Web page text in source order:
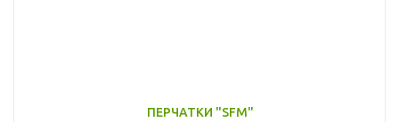
ПЕРЧАТКИ "SFM"